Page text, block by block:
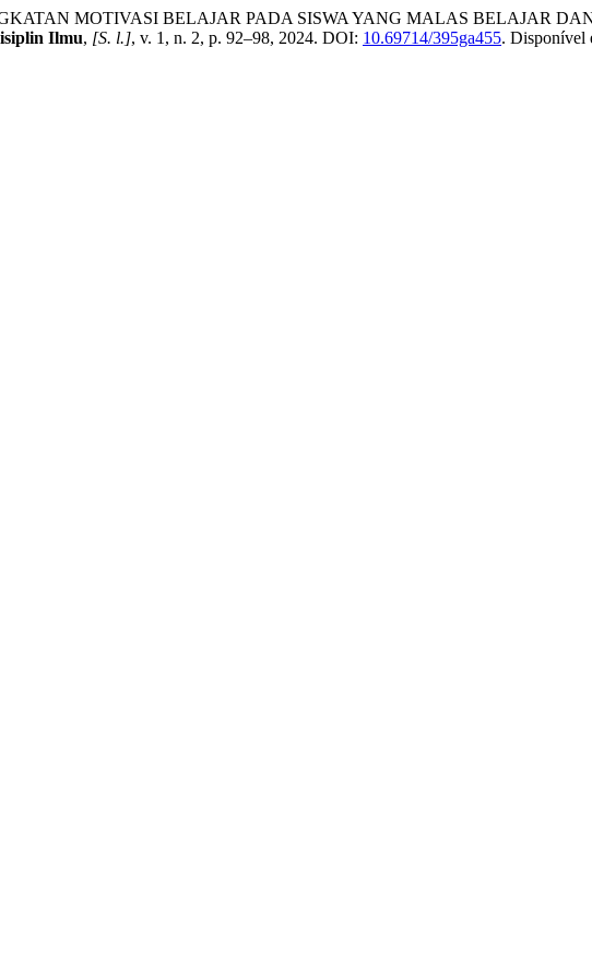
MOTIVASI BELAJAR PADA SISWA YANG MALAS BELAJAR
Ilmu, [S. l.], v. 1, n. 2, p. 92–98, 2024. DOI: 10.69714/395ga455. Disponível